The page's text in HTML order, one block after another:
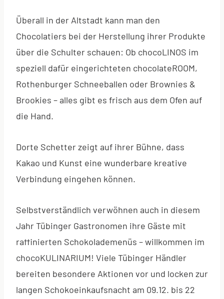
Überall in der Altstadt kann man den
Chocolatiers bei der Herstellung ihrer Produkte
über die Schulter schauen: Ob chocoLINOS im
speziell dafür eingerichteten chocolateROOM,
Rothenburger Schneeballen oder Brownies &
Brookies – alles gibt es frisch aus dem Ofen auf
die Hand.
Dorte Schetter zeigt auf ihrer Bühne, dass
Kakao und Kunst eine wunderbare kreative
Verbindung eingehen können.
Selbstverständlich verwöhnen auch in diesem
Jahr Tübinger Gastronomen ihre Gäste mit
raffinierten Schokolademenüs – willkommen im
chocoKULINARIUM! Viele Tübinger Händler
bereiten besondere Aktionen vor und locken zur
langen Schokoeinkaufsnacht am 09.12. bis 22